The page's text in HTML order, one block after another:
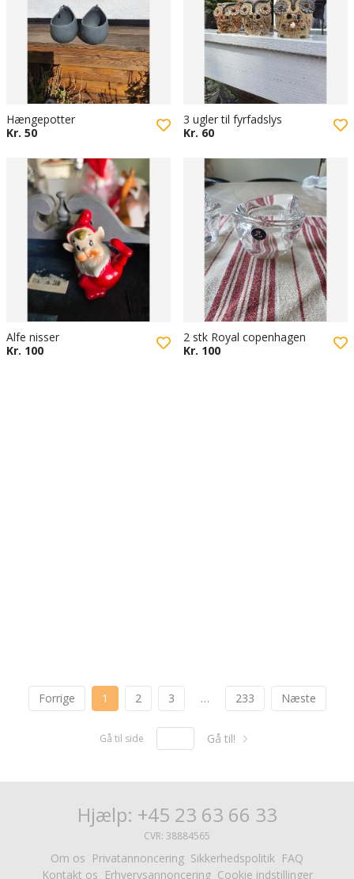
Hængepotter
Kr. 50
3 ugler til fyrfadslys
Kr. 60
Alfe nisser
Kr. 100
2 stk Royal copenhagen
Kr. 100
Forrige 1 2 3 … 233 Næste
Gå til side Gå til!
Hjælp: +45 23 63 66 33
CVR: 38884565
Om os Privatannoncering Sikkerhedspolitik FAQ
Kontakt os Erhvervsannoncering Cookie indstillinger